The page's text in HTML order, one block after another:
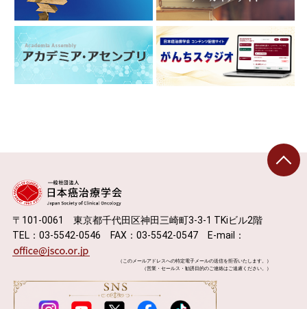
〒101-0061 東京都千代田区神田三崎町3-3-1 TKiビル2階
TEL：03-5542-0546 FAX：03-5542-0547 E-mail：
（このメールアドレスへの特定電子メールの送信を拒否いたします。）
（営業・セールス・勧誘目的のご連絡はご遠慮ください。）